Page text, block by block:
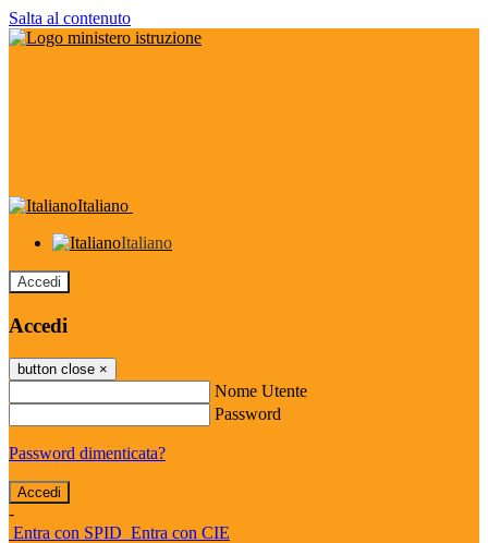
Salta al contenuto
Italiano
Italiano
Accedi
Accedi
button close ×
Nome Utente
Password
Password dimenticata?
-
Entra con SPID Entra con CIE